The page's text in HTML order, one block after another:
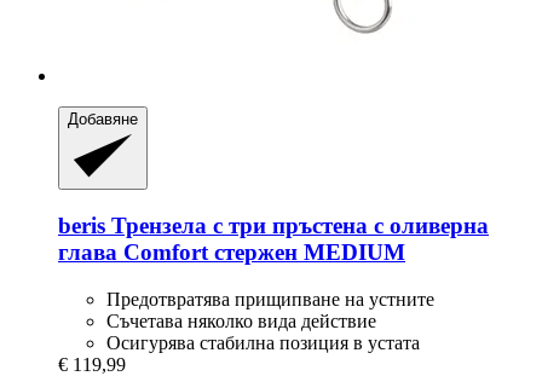
Добавяне
beris Трензела с три пръстена с оливерна
глава Comfort стержен MEDIUM
Предотвратява прищипване на устните
Съчетава няколко вида действие
Осигурява стабилна позиция в устата
€ 119,99